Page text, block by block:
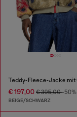
€ 197,00 € 395,00-50%
BEIGE/SCHWARZ